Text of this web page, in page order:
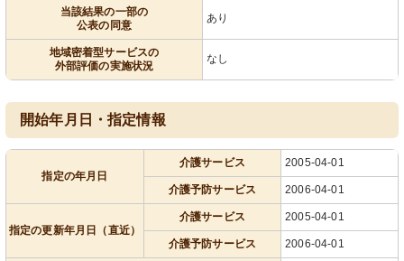
当該結果の一部の
公表の同意
あり
地域密着型サービスの
外部評価の実施状況
なし
開始年月日・指定情報
指定の年月日
介護サービス 2005-04-01
介護予防サービス 2006-04-01
指定の更新年月日（直近）
介護サービス 2005-04-01
介護予防サービス 2006-04-01